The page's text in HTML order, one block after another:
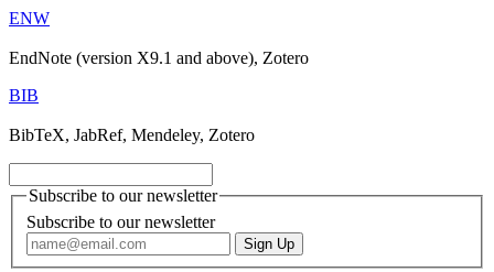
ENW
EndNote (version X9.1 and above), Zotero
BIB
BibTeX, JabRef, Mendeley, Zotero
Subscribe to our newsletter
Subscribe to our newsletter